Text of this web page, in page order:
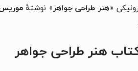
«هنر طراحی جواهر» نوشتهٔ
کتاب هنر طراحی جواهر